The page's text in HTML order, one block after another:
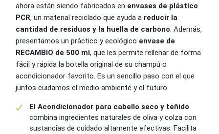
ahora están siendo fabricados en envases de plástico
PCR, un material reciclado que ayuda a reducir la
cantidad de residuos y la huella de carbono. Además,
presentamos un práctico y ecológico envase de
RECAMBIO de 500 ml, que les permite rellenar de forma
fácil y rápida la botella original de su champú o
acondicionador favorito. Es un sencillo paso con el que
juntos cuidamos el medio ambiente y el futuro.
El Acondicionador para cabello seco y teñido
combina ingredientes naturales de oliva y colza con
sustancias de cuidado altamente efectivas. Facilita